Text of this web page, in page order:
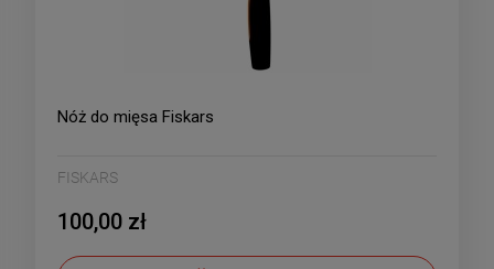
Nóż do mięsa Fiskars
FISKARS
100,00 zł